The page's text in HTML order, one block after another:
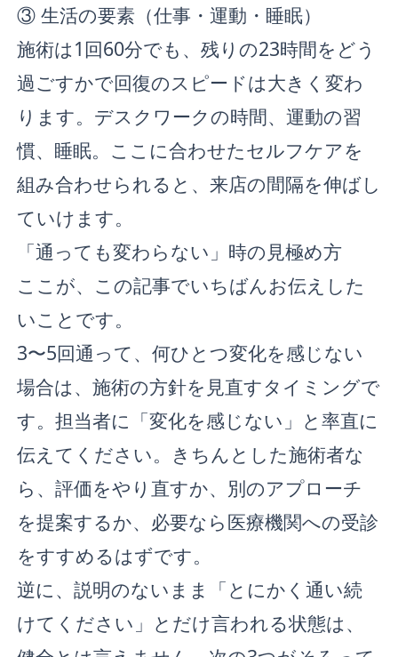
③ 生活の要素（仕事・運動・睡眠）
施術は1回60分でも、残りの23時間をどう
過ごすかで回復のスピードは大きく変わ
ります。デスクワークの時間、運動の習
慣、睡眠。ここに合わせたセルフケアを
組み合わせられると、来店の間隔を伸ばし
ていけます。
「通っても変わらない」時の見極め方
ここが、この記事でいちばんお伝えした
いことです。
3〜5回通って、何ひとつ変化を感じない
場合は、施術の方針を見直すタイミングで
す。担当者に「変化を感じない」と率直に
伝えてください。きちんとした施術者な
ら、評価をやり直すか、別のアプローチ
を提案するか、必要なら医療機関への受診
をすすめるはずです。
逆に、説明のないまま「とにかく通い続
けてください」とだけ言われる状態は、